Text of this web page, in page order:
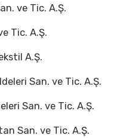
ve Tic. A.Ş.
Tic. A.Ş.
A.Ş.
San. ve Tic. A.Ş.
San. ve Tic. A.Ş.
San. ve Tic. A.Ş.